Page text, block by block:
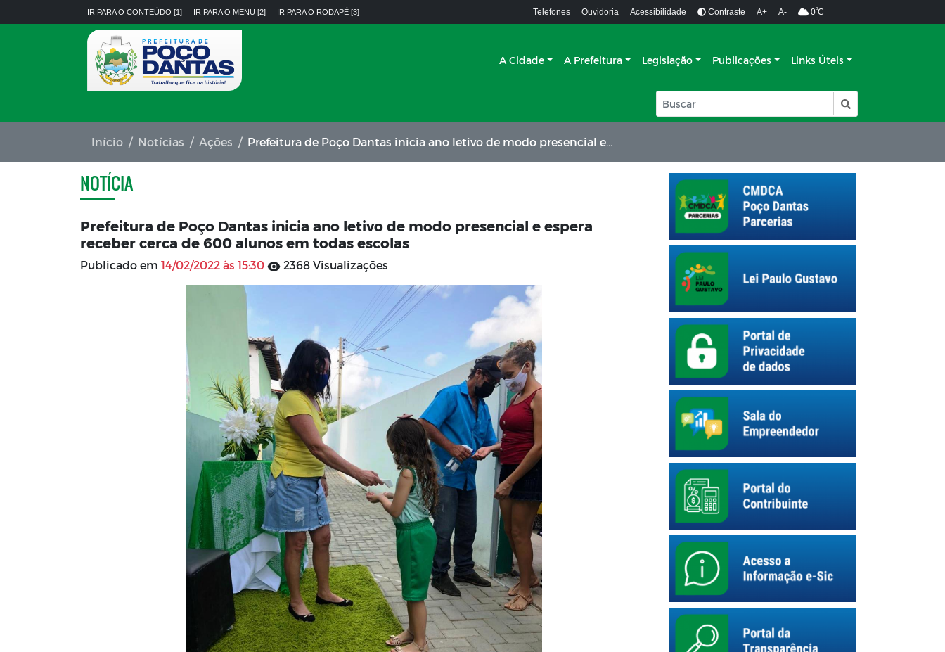
IR PARA O CONTEÚDO [1] IR PARA O MENU [2] IR PARA O RODAPÉ [3] Telefones Ouvidoria Acessibilidade Contraste A+ A- 0ºC
A Cidade A Prefeitura Legislação Publicações Links Úteis
Início Notícias Ações Prefeitura de Poço Dantas inicia ano letivo de modo presencial e espera receber cerca de 600 alunos em todas escolas
NOTÍCIA
Prefeitura de Poço Dantas inicia ano letivo de modo presencial e espera
receber cerca de 600 alunos em todas escolas
Publicado em 14/02/2022 às 15:30 2368 Visualizações